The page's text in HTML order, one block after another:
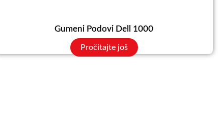
Gumeni Podovi Dell 1000
Pročitajte još